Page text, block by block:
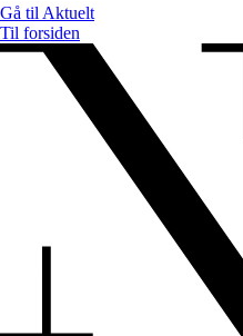
Gå til Aktuelt
Til forsiden